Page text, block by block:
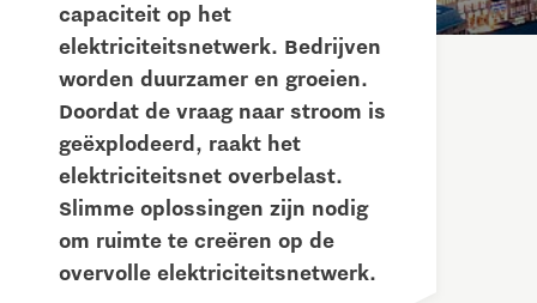
capaciteit op het
elektriciteitsnetwerk. Bedrijven
worden duurzamer en groeien.
Doordat de vraag naar stroom is
geëxplodeerd, raakt het
elektriciteitsnet overbelast.
Slimme oplossingen zijn nodig
om ruimte te creëren op de
overvolle elektriciteitsnetwerk.